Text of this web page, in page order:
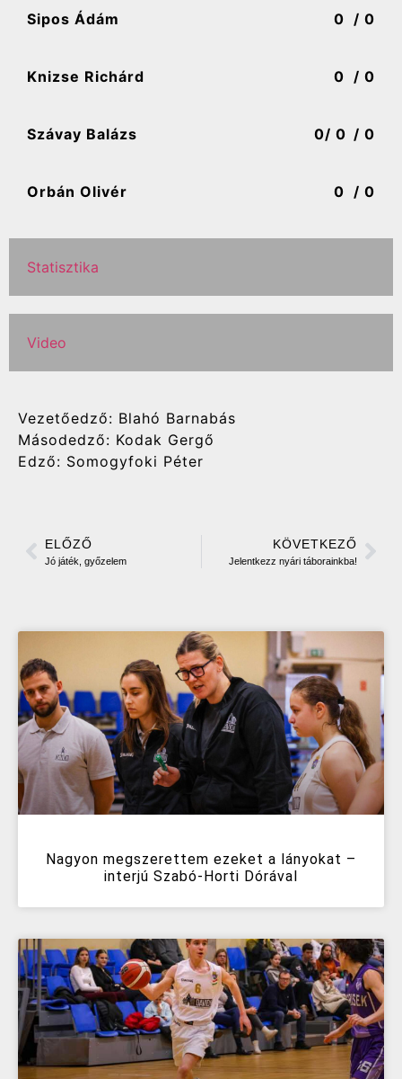
Sipos Ádám 0 / 0
Knizse Richárd 0 / 0
Szávay Balázs 0/ 0 / 0
Orbán Olivér 0 / 0
Statisztika
Video
Vezetőedző: Blahó Barnabás
Másodedző: Kodak Gergő
Edző: Somogyfoki Péter
ELŐZŐ
Jó játék, győzelem
KÖVETKEZŐ
Jelentkezz nyári táborainkba!
Nagyon megszerettem ezeket a lányokat –
interjú Szabó-Horti Dórával